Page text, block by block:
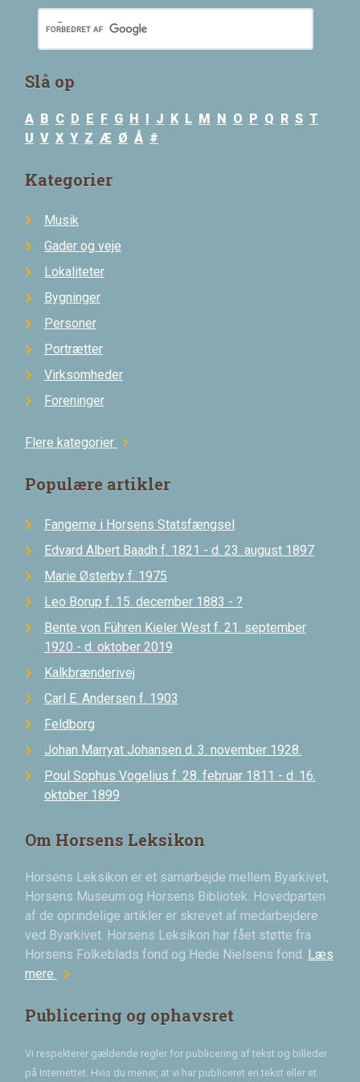
Slå op
A B C D E F G H I J K L M N O P Q R S T
U V X Y Z Æ Ø Å #
Kategorier
Musik
Gader og veje
Lokaliteter
Bygninger
Personer
Portrætter
Virksomheder
Foreninger
Flere kategorier chevron_right
Populære artikler
Fangerne i Horsens Statsfængsel
Edvard Albert Baadh f. 1821 - d. 23. august 1897
Marie Østerby f. 1975
Leo Borup f. 15. december 1883 - ?
Bente von Führen Kieler West f. 21. september
1920 - d. oktober 2019
Kalkbrænderivej
Carl E. Andersen f. 1903
Feldborg
Johan Marryat Johansen d. 3. november 1928.
Poul Sophus Vogelius f. 28. februar 1811 - d. 16.
oktober 1899
Om Horsens Leksikon
Horsens Leksikon er et samarbejde mellem Byarkivet,
Horsens Museum og Horsens Bibliotek. Hovedparten
af de oprindelige artikler er skrevet af medarbejdere
ved Byarkivet. Horsens Leksikon har fået støtte fra
Horsens Folkeblads fond og Hede Nielsens fond. Læs
mere chevron_right
Publicering og ophavsret
Vi respekterer gældende regler for publicering af tekst og billeder
på Internettet. Hvis du mener, at vi har publiceret en tekst eller et